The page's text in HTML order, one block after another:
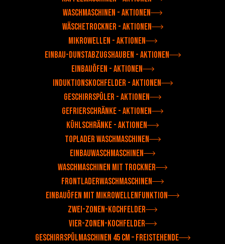
Waschmaschinen - Aktionen
Wäschetrockner - Aktionen
Mikrowellen - Aktionen
Einbau-Dunstabzugshauben - Aktionen
Einbauöfen - Aktionen
Induktionskochfelder - Aktionen
Geschirrspüler - Aktionen
Gefrierschränke - Aktionen
Kühlschränke - Aktionen
Toplader Waschmaschinen
Einbauwaschmaschinen
Waschmaschinen mit Trockner
Frontladerwaschmaschinen
Einbauöfen mit Mikrowellenfunktion
Zwei-Zonen-Kochfelder
Vier-Zonen-Kochfelder
Geschirrspülmaschinen 45 cm – Freistehende